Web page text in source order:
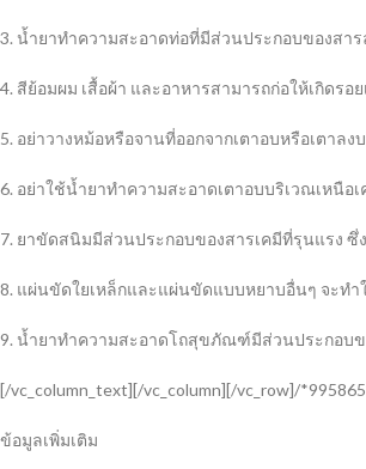
3. น้ำยาทำความสะอาดท่อที่มีส่วนประกอบของสา
4. สีย้อมผม เสื้อผ้า และอาหารสามารถก่อให้เกิดร
5. อย่าวางหม้อหรือจานที่ออกจากเตาอบหรือเตา
6. อย่าใช้น้ำยาทำความสะอาดเตาอบบริเวณเหนื
7. ยาขัดสนิมมีส่วนประกอบของสารเคมีที่รุนแรง ซึ่
8. แผ่นขัดใยเหล็กและแผ่นขัดแบบหยาบอื่นๆ จะทำ
9. น้ำยาทำความสะอาดโถสุขภัณฑ์มีส่วนประกอบข
[/vc_column_text][/vc_column][/vc_row]/
ข้อมูลเพิ่มเติม